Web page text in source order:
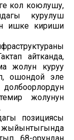
кол коюлушу,
курулуш
ишке кириши
айтканда,
жолун куруу
ошондой эле
долбоорлордун
жолунун
позициясы
жыйынтыгында
68-орундан